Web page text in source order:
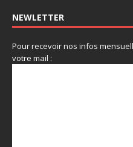
NEWLETTER
Pour recevoir nos infos
votre mail :